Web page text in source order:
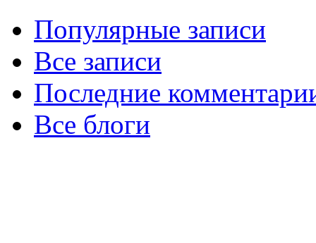
Популярные записи
Все записи
Последние
Все блоги